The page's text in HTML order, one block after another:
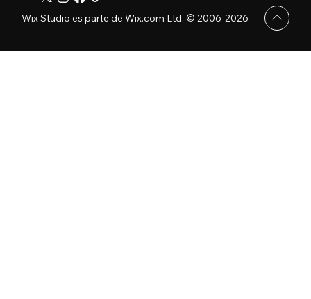
Wix Studio es parte de Wix.com Ltd. © 2006-2026